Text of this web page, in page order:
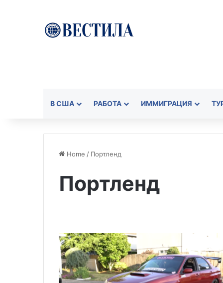
В США РАБОТА ИММИГРАЦИЯ
Home / Портленд
Портленд